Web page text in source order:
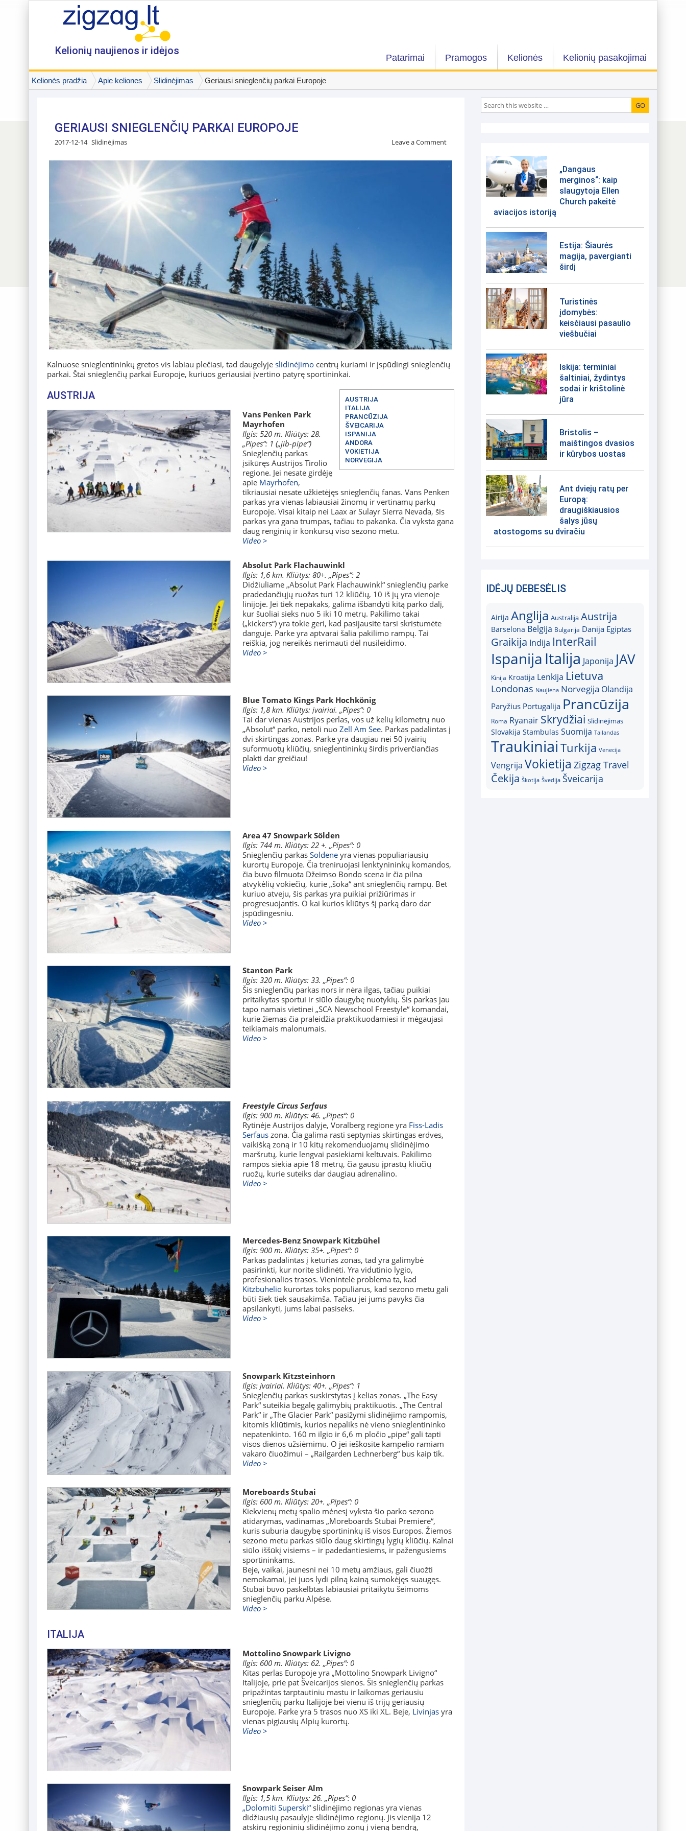
Kelionių naujienos ir idėjos
Patarimai Pramogos Kelionės Kelionių pasakojimai
Kelionės pradžia Apie keliones Slidinėjimas Geriausi snieglenčių parkai Europoje
GERIAUSI SNIEGLENČIŲ PARKAI EUROPOJE
2017-12-14 Slidinėjimas Leave a Comment
Kalnuose snieglentininkų gretos vis labiau plečiasi, tad daugelyje slidinėjimo centrų kuriami ir įspūdingi snieglenčių
parkai. Štai snieglenčių parkai Europoje, kuriuos geriausiai įvertino patyrę sportininkai.
AUSTRIJA
ITALIJA
PRANCŪZIJA
ŠVEICARIJA
ISPANIJA
ANDORA
VOKIETIJA
NORVEGIJA
AUSTRIJA
Vans Penken Park
Mayrhofen
Ilgis: 520 m. Kliūtys: 28.
„Pipes“: 1 („jib-pipe“)
Snieglenčių parkas
įsikūręs Austrijos Tirolio
regione. Jei nesate girdėję
apie Mayrhofen,
tikriausiai nesate užkietėjęs snieglenčių fanas. Vans Penken
parkas yra vienas labiausiai žinomų ir vertinamų parkų
Europoje. Visai kitaip nei Laax ar Sulayr Sierra Nevada, šis
parkas yra gana trumpas, tačiau to pakanka. Čia vyksta gana
daug renginių ir konkursų viso sezono metu.
Video >
Absolut Park Flachauwinkl
Ilgis: 1,6 km. Kliūtys: 80+. „Pipes“: 2
Didžiuliame „Absolut Park Flachauwinkl“ snieglenčių parke
pradedančiųjų ruožas turi 12 kliūčių, 10 iš jų yra vienoje
linijoje. Jei tiek nepakaks, galima išbandyti kitą parko dalį,
kur šuoliai sieks nuo 5 iki 10 metrų. Pakilimo takai
(„kickers“) yra tokie geri, kad pasijausite tarsi skristumėte
danguje. Parke yra aptvarai šalia pakilimo rampų. Tai
reiškia, jog nereikės nerimauti dėl nusileidimo.
Video >
Blue Tomato Kings Park Hochkönig
Ilgis: 1,8 km. Kliūtys: įvairiai. „Pipes“: 0
Tai dar vienas Austrijos perlas, vos už kelių kilometrų nuo
„Absolut“ parko, netoli nuo Zell Am See. Parkas padalintas į
dvi skirtingas zonas. Parke yra daugiau nei 50 įvairių
suformuotų kliūčių, snieglentininkų širdis priverčiančias
plakti dar greičiau!
Video >
Area 47 Snowpark Sölden
Ilgis: 744 m. Kliūtys: 22 +. „Pipes“: 0
Snieglenčių parkas Soldeneyra vienas populiariausių
kurortų Europoje. Čia treniruojasi lenktynininkų komandos,
čia buvo filmuota Džeimso Bondo scena ir čia pilna
atvykėlių vokiečių, kurie „šoka“ ant snieglenčių rampų. Bet
kuriuo atveju, šis parkas yra puikiai prižiūrimas ir
progresuojantis. O kai kurios kliūtys šį parką daro dar
įspūdingesniu.
Video >
Stanton Park
Ilgis: 320 m. Kliūtys: 33. „Pipes“: 0
Šis snieglenčių parkas nors ir nėra ilgas, tačiau puikiai
pritaikytas sportui ir siūlo daugybę nuotykių. Šis parkas jau
tapo namais vietinei „SCA Newschool Freestyle“ komandai,
kurie žiemas čia praleidžia praktikuodamiesi ir mėgaujasi
teikiamais malonumais.
Video >
Freestyle Circus Serfaus
Ilgis: 900 m. Kliūtys: 46. „Pipes“: 0
Rytinėje Austrijos dalyje, Voralberg regione yra Fiss-Ladis
Serfauszona. Čia galima rasti septynias skirtingas erdves,
vaikišką zoną ir 10 kitų rekomenduojamų slidinėjimo
maršrutų, kurie lengvai pasiekiami keltuvais. Pakilimo
rampos siekia apie 18 metrų, čia gausu įprastų kliūčių
ruožų, kurie suteiks dar daugiau adrenalino.
Video >
Mercedes-Benz Snowpark Kitzbühel
Ilgis: 900 m. Kliūtys: 35+. „Pipes“: 0
Parkas padalintas į keturias zonas, tad yra galimybė
pasirinkti, kur norite slidinėti. Yra vidutinio lygio,
profesionalios trasos. Vienintelė problema ta, kad
Kitzbuheliokurortas toks populiarus, kad sezono metu gali
būti šiek tiek sausakimša. Tačiau jei jums pavyks čia
apsilankyti, jums labai pasiseks.
Video >
Snowpark Kitzsteinhorn
Ilgis: įvairiai. Kliūtys: 40+. „Pipes“: 1
Snieglenčių parkas suskirstytas į kelias zonas. „The Easy
Park“ suteikia begalę galimybių praktikuotis. „The Central
Park“ ir „The Glacier Park“ pasižymi slidinėjimo rampomis,
kitomis kliūtimis, kurios nepaliks nė vieno snieglentininko
nepatenkinto. 160 m ilgio ir 6,6 m pločio „pipe“ gali tapti
visos dienos užsiėmimu. O jei ieškosite kampelio ramiam
vakaro čiuožimui – „Railgarden Lechnerberg“ bus kaip tik.
Video >
Moreboards Stubai
Ilgis: 600 m. Kliūtys: 20+. „Pipes“: 0
Kiekvienų metų spalio mėnesį vyksta šio parko sezono
atidarymas, vadinamas „Moreboards Stubai Premiere“,
kuris suburia daugybę sportininkų iš visos Europos. Žiemos
sezono metu parkas siūlo daug skirtingų lygių kliūčių. Kalnai
siūlo iššūkį visiems – ir padedantiesiems, ir pažengusiems
sportininkams.
Beje, vaikai, jaunesni nei 10 metų amžiaus, gali čiuožti
nemokamai, jei juos lydi pilną kainą sumokėjęs suaugęs.
Stubai buvo paskelbtas labiausiai pritaikytu šeimoms
snieglenčių parku Alpėse.
Video >
ITALIJA
Mottolino Snowpark Livigno
Ilgis: 600 m. Kliūtys: 62. „Pipes“: 0
Kitas perlas Europoje yra „Mottolino Snowpark Livigno“
Italijoje, prie pat Šveicarijos sienos. Šis snieglenčių parkas
pripažintas tarptautiniu mastu ir laikomas geriausiu
snieglenčių parku Italijoje bei vienu iš trijų geriausių
Europoje. Parke yra 5 trasos nuo XS iki XL. Beje, Livinjasyra
vienas pigiausių Alpių kurortų.
Video >
Snowpark Seiser Alm
Ilgis: 1,5 km. Kliūtys: 26. „Pipes“: 0
„Dolomiti Superski“slidinėjimo regionas yra vienas
didžiausių pasaulyje slidinėjimo regionų. Jis vienija 12
atskirų regioninių slidinėjimo zonų į vieną bendrą,
„Dangaus
merginos“: kaip
slaugytoja Ellen
Church pakeitė
aviacijos istoriją
Estija: Šiaurės
magija, pavergianti
širdį
Turistinės
įdomybės:
keisčiausi pasaulio
viešbučiai
Iskija: terminiai
šaltiniai, žydintys
sodai ir krištolinė
jūra
Bristolis –
maištingos dvasios
ir kūrybos uostas
Ant dviejų ratų per
Europą:
draugiškiausios
šalys jūsų
atostogoms su dviračiu
IDĖJŲ DEBESĖLIS
Airija Anglija Australija Austrija
Barselona Belgija Bulgarija Danija Egiptas
Graikija Indija InterRail
Ispanija Italija Japonija JAV
Kinija Kroatija Lenkija Lietuva
Londonas Naujiena Norvegija Olandija
Paryžius Portugalija Prancūzija
Roma Ryanair Skrydžiai Slidinėjimas
Slovakija Stambulas Suomija Tailandas
TraukiniaiTurkija Venecija
Vengrija Vokietija Zigzag Travel
Čekija Škotija Švedija Šveicarija